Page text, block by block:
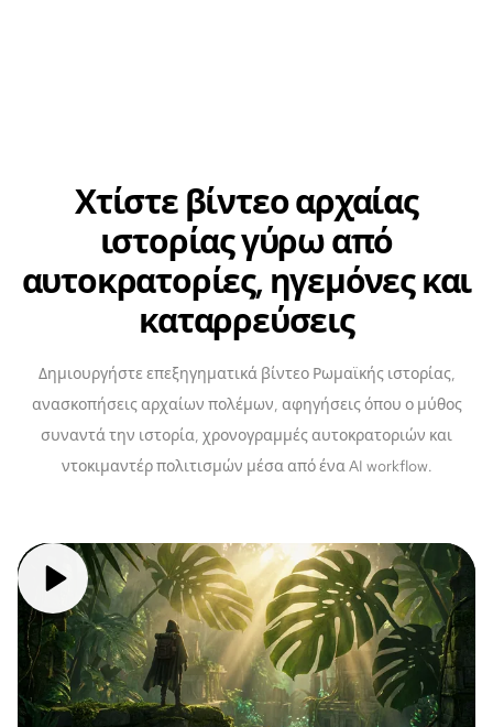
Χτίστε βίντεο αρχαίας
ιστορίας γύρω από
αυτοκρατορίες, ηγεμόνες και
καταρρεύσεις
Δημιουργήστε επεξηγηματικά βίντεο Ρωμαϊκής ιστορίας,
ανασκοπήσεις αρχαίων πολέμων, αφηγήσεις όπου ο μύθος
συναντά την ιστορία, χρονογραμμές αυτοκρατοριών και
ντοκιμαντέρ πολιτισμών μέσα από ένα AI workflow.